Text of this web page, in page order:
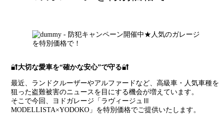
🔐大切な愛車を“確かな安心”で守る🔐
最近、ランドクルーザーやアルファードなど、高級車・人気車種を
狙った盗難被害のニュースを目にする機会が増えています。
そこで今回、ヨドガレージ「ラヴィージュⅢ
MODELLISTA×YODOKO」を特別価格でご提供いたします。